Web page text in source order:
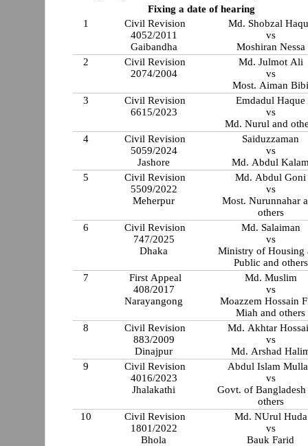
Fixing a date of hearing
1
Civil Revision
4052/2011
Gaibandha
Md. Shobzal
vs
Moshiran Nessa
2
Civil Revision
2074/2004
Md. Julmot Ali
vs
Most. Aiman
3
Civil Revision
6615/2023
Emdadul Haque
vs
Md. Nurul and
4
Civil Revision
5059/2024
Jashore
Saiduzzaman
vs
Md. Abdul
5
Civil Revision
5509/2022
Meherpur
Md. Abdul Goni
vs
Most. Nurunnahar
others
6
Civil Revision
747/2025
Dhaka
Md. Salaiman
vs
Ministry of Housing
Public and others
7
First Appeal
408/2017
Narayangong
Md. Muslim
vs
Moazzem Hossain
Miah and others
8
Civil Revision
883/2009
Dinajpur
Md. Akhtar
vs
Md. Arshad
9
Civil Revision
4016/2023
Jhalakathi
Abdul Islam
vs
Govt. of Bangladesh
others
10
Civil Revision
1801/2022
Bhola
Md. NUrul Huda
vs
Bauk Farid